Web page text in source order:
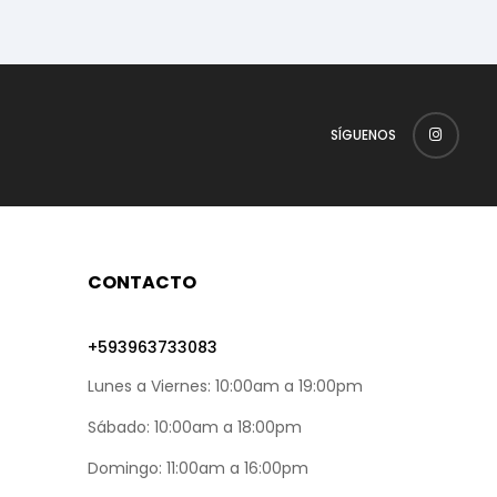
SÍGUENOS
CONTACTO
+593963733083
Lunes a Viernes: 10:00am a 19:00pm
Sábado: 10:00am a 18:00pm
Domingo: 11:00am a 16:00pm